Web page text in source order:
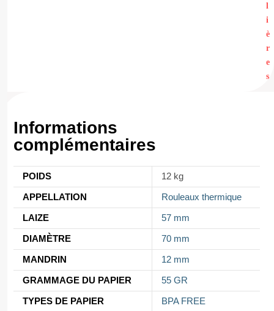
l
i
è
r
e
s
Informations
complémentaires
POIDS 12 kg
APPELLATION Rouleaux thermique
LAIZE 57 mm
DIAMÈTRE 70 mm
MANDRIN 12 mm
GRAMMAGE DU PAPIER 55 GR
TYPES DE PAPIER BPA FREE